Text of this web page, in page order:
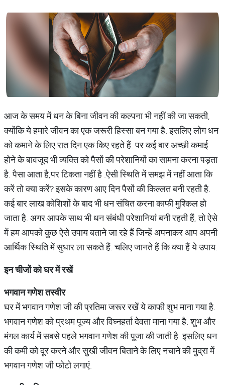
आज के समय में धन के बिना जीवन की कल्पना भी नहीं की जा सकती,
क्योंकि ये हमारे जीवन का एक जरूरी हिस्सा बन गया है. इसलिए लोग धन
को कमाने के लिए रात दिन एक किए रहते हैं. पर कई बार अच्छी कमाई
होने के बावजूद भी व्यक्ति को पैसों की परेशानियों का सामना करना पड़ता
है. पैसा आता है,पर टिकता नहीं है .ऐसी स्थिति में समझ में नहीं आता कि
करें तो क्या करें? इसके कारण आए दिन पैसों की किल्लत बनी रहती है.
कई बार लाख कोशिशों के बाद भी धन संचित करना काफी मुश्किल हो
जाता है. अगर आपके साथ भी धन संबंधी परेशानियां बनी रहती हैं, तो ऐसे
में हम आपको कुछ ऐसे उपाय बताने जा रहे हैं जिन्हें अपनाकर आप अपनी
आर्थिक स्थिति में सुधार ला सकते हैं. चलिए जानते हैं कि क्या हैं ये उपाय.
इनचीजोंकोघरमेंरखें
भगवानगणेशतस्वीर
घर में भगवान गणेश जी की प्रतिमा जरूर रखें ये काफी शुभ माना गया है.
भगवान गणेश को प्रथम पूज्य और विघ्नहर्ता देवता माना गया है. शुभ और
मंगल कार्य में सबसे पहले भगवान गणेश की पूजा की जाती है. इसलिए धन
की कमी को दूर करने और सुखी जीवन बिताने के लिए नचाने की मुद्रा में
भगवान गणेश जी फोटो लगाएं.